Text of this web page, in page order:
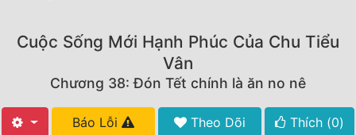
Thể Loại
Truyện Mới Ra
Cuộc Sống Mới Hạnh Phúc Của Chu Tiểu
Vân
Chương 38: Đón Tết chính là ăn no nê
Báo Lỗi Theo Dõi Thích (0)